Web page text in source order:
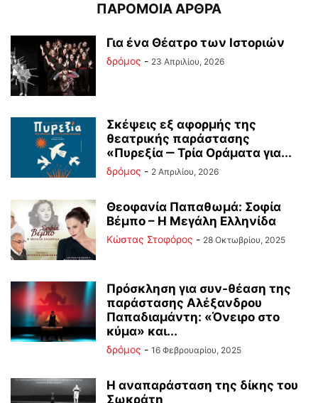
ΠΑΡΟΜΟΙΑ ΑΡΘΡΑ
Για ένα Θέατρο των Ιστοριών
δρόμος - 23 Απριλίου, 2026
Σκέψεις εξ αφορμής της
θεατρικής παράστασης
«Πυρεξία ‒ Τρία Οράματα για...
δρόμος - 2 Απριλίου, 2026
Θεοφανία Παπαθωμά: Σοφία
Βέμπο – Η Μεγάλη Ελληνίδα
Κώστας Στοφόρος - 28 Οκτωβρίου, 2025
Πρόσκληση για συν-θέαση της
παράστασης Αλέξανδρου
Παπαδιαμάντη: «Όνειρο στο
κύμα» και...
δρόμος - 16 Φεβρουαρίου, 2025
Η αναπαράσταση της δίκης του
Σωκράτη